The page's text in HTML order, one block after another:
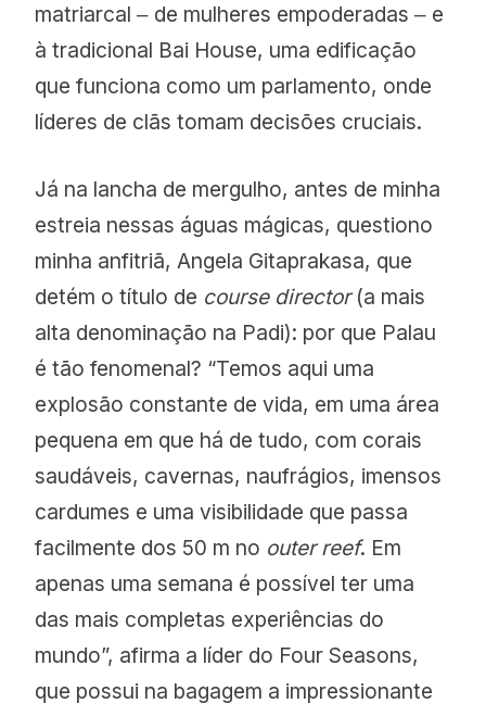
matriarcal ‒ de mulheres empoderadas ‒ e
à tradicional Bai House, uma edificação
que funciona como um parlamento, onde
líderes de clãs tomam decisões cruciais.
Já na lancha de mergulho, antes de minha
estreia nessas águas mágicas, questiono
minha anfitriã, Angela Gitaprakasa, que
detém o título de course director(a mais
alta denominação na Padi): por que Palau
é tão fenomenal? “Temos aqui uma
explosão constante de vida, em uma área
pequena em que há de tudo, com corais
saudáveis, cavernas, naufrágios, imensos
cardumes e uma visibilidade que passa
facilmente dos 50 m no outer reef. Em
apenas uma semana é possível ter uma
das mais completas experiências do
mundo”, afirma a líder do Four Seasons,
que possui na bagagem a impressionante